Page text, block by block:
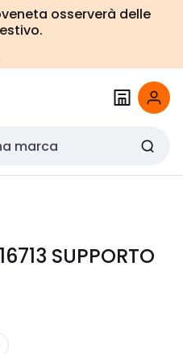
osserverà delle
SUPPORTO